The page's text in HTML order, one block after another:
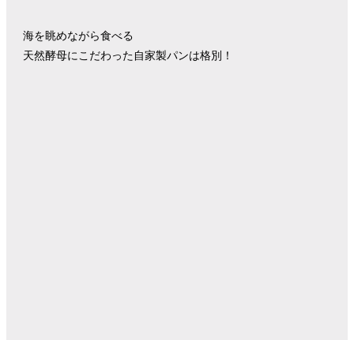
海を眺めながら食べる
天然酵母にこだわった自家製パンは格別！